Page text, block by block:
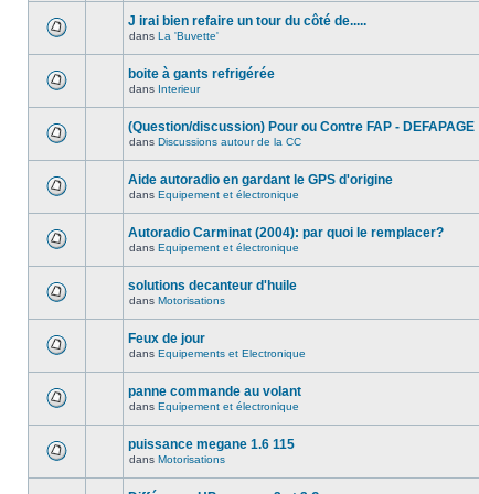
J irai bien refaire un tour du côté de.....
dans La 'Buvette'
boite à gants refrigérée
dans Interieur
(Question/discussion) Pour ou Contre FAP - DEFAPAGE
dans Discussions autour de la CC
Aide autoradio en gardant le GPS d'origine
dans Equipement et électronique
Autoradio Carminat (2004): par quoi le remplacer?
dans Equipement et électronique
solutions decanteur d'huile
dans Motorisations
Feux de jour
dans Equipements et Electronique
panne commande au volant
dans Equipement et électronique
puissance megane 1.6 115
dans Motorisations